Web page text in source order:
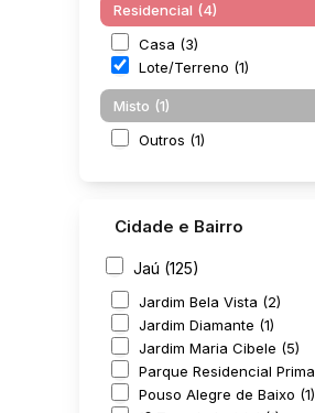
Residencial (4)
Casa (3)
Lote/Terreno (1)
Misto (1)
Outros (1)
Cidade e Bairro
Jaú (125)
Jardim Bela Vista (2)
Jardim Diamante (1)
Jardim Maria Cibele (5)
Pouso Alegre de Baixo (1)